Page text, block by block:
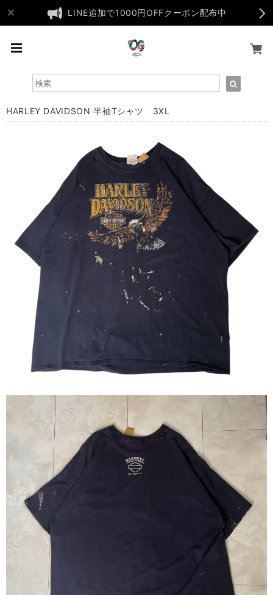
LINE追加で1000円OFFクーポン配布中
HARLEY DAVIDSON 半袖Tシャツ 3XL